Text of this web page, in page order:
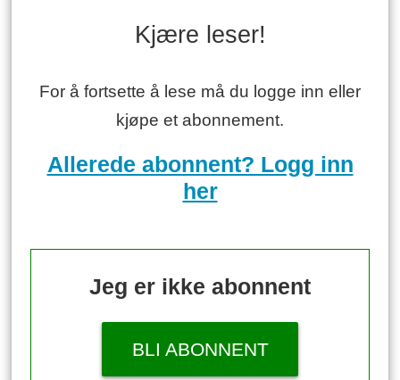
Kjære leser!
For å fortsette å lese må du logge inn eller
kjøpe et abonnement.
Allerede abonnent? Logg inn
her
Jeg er ikke abonnent
BLI ABONNENT